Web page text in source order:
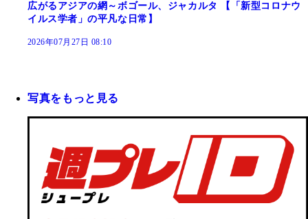
広がるアジアの網～ボゴール、ジャカルタ 【「新型コロナウ
イルス学者」の平凡な日常】
2026年07月27日 08:10
写真をもっと見る